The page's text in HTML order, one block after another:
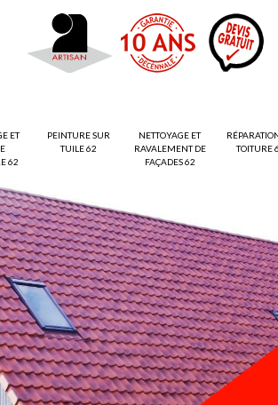
ET
62
PEINTURE SUR
TUILE 62
NETTOYAGE ET
RAVALEMENT DE
FAÇADES 62
TOITURE